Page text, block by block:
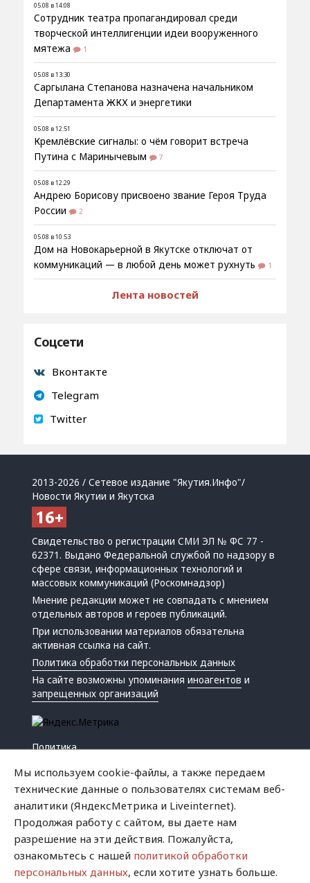
05.08 в 14:08
Сотрудник театра пропагандировал среди
творческой интеллигенции идеи вооруженного
мятежа
1
05.08 в 13:30
Саргылана Степанова назначена начальником
Департамента ЖКХ и энергетики
05.08 в 12:51
Кремлёвские сигналы: о чём говорит встреча
Путина с Маринычевым
7
05.08 в 12:29
Андрею Борисову присвоено звание Героя Труда
России
2
05.08 в 10:53
Дом на Новокарьерной в Якутске отключат от
коммуникаций — в любой день может рухнуть
1
Лента новостей
Соцсети
Вконтакте
Telegram
Twitter
2013-2026 / Сетевое издание "Якутия.Инфо"/
Новости Якутии и Якутска
Свидетельство о регистрации СМИ ЭЛ № ФС 77 -
62371. Выдано Федеральной службой по надзору в
сфере связи, информационных технологий и
массовых коммуникаций (Роскомнадзор)
Мнение редакции может не совпадать с мнением
отдельных авторов и героев публикаций.
При использовании материалов обязательна
активная ссылка на сайт.
Политика обработки персональных данных
На сайте возможны упоминанияиноагентов и
запрещенных организаций
Политика
Криминал
Успех
Мы используем cookie-файлы, а также передаем
технические данные о пользователях системам веб-
аналитики (ЯндексМетрика и Liveinternet).
Продолжая работу с сайтом, вы даете нам
разрешение на эти действия. Пожалуйста,
ознакомьтесь с нашей политикой обработки
персональных данных, если хотите узнать больше.